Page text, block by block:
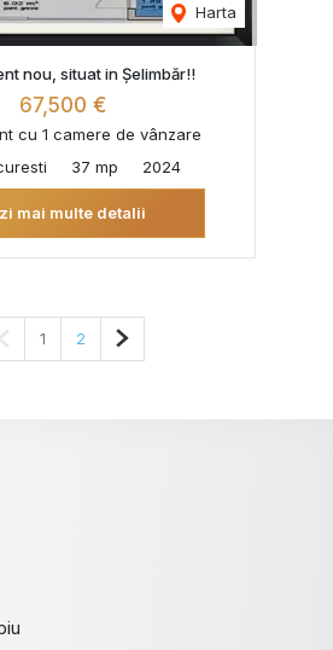
Harta
nou, situat in Șelimbăr!!
67,500 €
cu 1 camere de vânzare
37 mp 2024
mai multe detalii
Pagina anterioară
1 2 Pagina următoare